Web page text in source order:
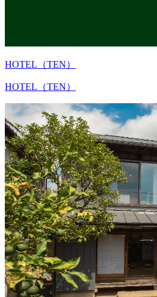
HOTEL（TEN）
HOTEL（TEN）